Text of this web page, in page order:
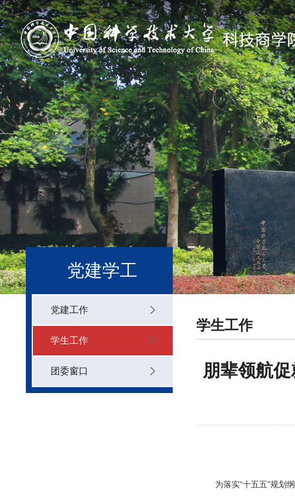
党建学工
党建工作
学生工作
团委窗口
学生工作
朋辈领航
为落实“十五五”规划